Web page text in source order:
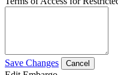
Save Changes Cancel